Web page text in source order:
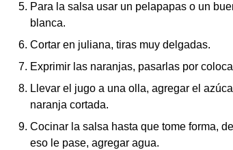
Para la salsa usar un pelapapas o un
blanca.
Cortar en juliana, tiras muy delgadas.
Exprimir las naranjas, pasarlas por
Llevar el jugo a una olla, agregar el
naranja cortada.
Cocinar la salsa hasta que tome forma,
eso le pase, agregar agua.